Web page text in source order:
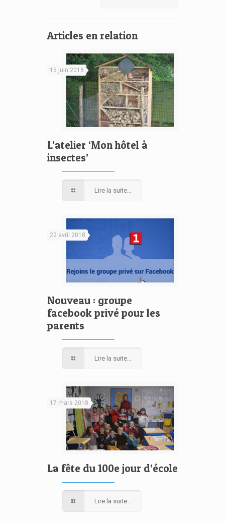
Articles en relation
15 juin 2018
L’atelier ‘Mon hôtel à
insectes’
Lire la suite...
22 avril 2018
Nouveau : groupe
facebook privé pour les
parents
Lire la suite...
17 mars 2018
La fête du 100e jour d’école
Lire la suite...